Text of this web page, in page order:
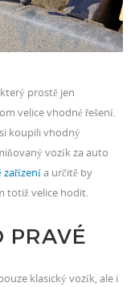
prostě jen
velice vhodné řešení.
koupili vhodný
vozík za auto
zařízenía určitě by
totiž velice hodit.
PRAVÉ
klasický vozík, ale i